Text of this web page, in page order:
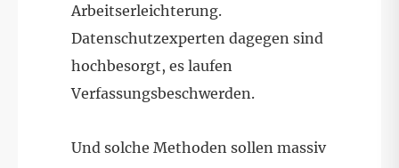
Arbeitserleichterung.
Datenschutzexperten dagegen sind
hochbesorgt, es laufen
Verfassungsbeschwerden.
Und solche Methoden sollen massiv